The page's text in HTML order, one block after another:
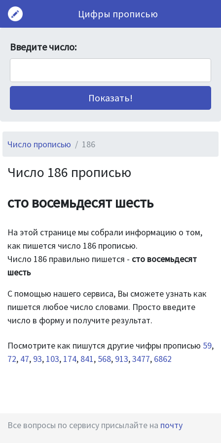
Цифры прописью
Введите число:
Число прописью 186
Число 186 прописью
сто восемьдесят шесть
На этой странице мы собрали информацию о том,
как пишется число 186 прописью.
Число 186 правильно пишется - сто восемьдесят
шесть
С помощью нашего сервиса, Вы сможете узнать как
пишется любое число словами. Просто введите
число в форму и получите результат.
Посмотрите как пишутся другие чифры прописью 59,
72, 47, 93, 103, 174, 841, 568, 913,3477, 6862
Все вопросы по сервису присылайте на почту